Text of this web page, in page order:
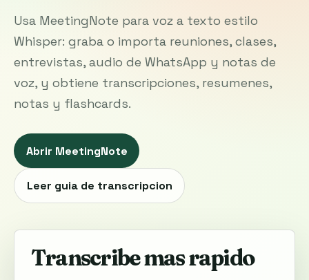
Usa MeetingNote para voz a texto estilo
Whisper: graba o importa reuniones, clases,
entrevistas, audio de WhatsApp y notas de
voz, y obtiene transcripciones, resumenes,
notas y flashcards.
Abrir MeetingNote
Leer guia de transcripcion
Transcribe mas rapido